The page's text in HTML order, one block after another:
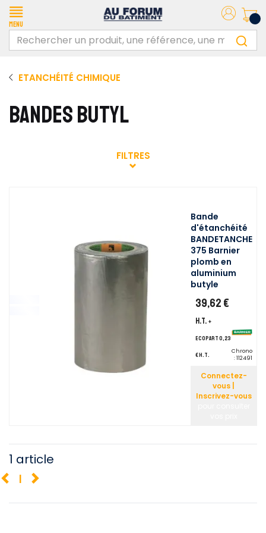
Menu
ETANCHÉITÉ CHIMIQUE
BANDES BUTYL
FILTRES
Bande
d'étanchéité
BANDETANCHE
375 Barnier
plomb en
aluminium
butyle
39,62 €
H.T. +
ecopart 0,23
€ H.T.
Chrono
: 112491
Connectez-
vous |
Inscrivez-vous
1 article
1